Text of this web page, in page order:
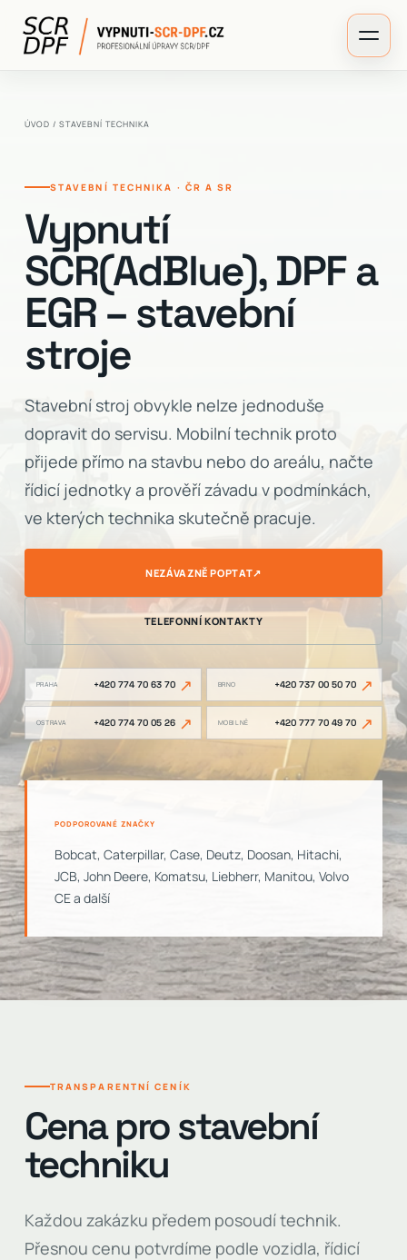
ÚVOD / STAVEBNÍ TECHNIKA
STAVEBNÍ TECHNIKA · ČR A SR
Vypnutí
SCR(AdBlue), DPF a
EGR – stavební
stroje
Stavební stroj obvykle nelze jednoduše
dopravit do servisu. Mobilní technik proto
přijede přímo na stavbu nebo do areálu, načte
řídicí jednotky a prověří závadu v podmínkách,
ve kterých technika skutečně pracuje.
NEZÁVAZNĚ POPTAT↗
TELEFONNÍ KONTAKTY
PRAHA +420 774 70 63 70 ↗ BRNO +420 737 00 50 70 ↗
OSTRAVA +420 774 70 05 26 ↗ MOBILNĚ +420 777 70 49 70 ↗
PODPOROVANÉ ZNAČKY
Bobcat, Caterpillar, Case, Deutz, Doosan, Hitachi,
JCB, John Deere, Komatsu, Liebherr, Manitou, Volvo
CE a další
TRANSPARENTNÍ CENÍK
Cena pro stavební
techniku
Každou zakázku předem posoudí technik.
Přesnou cenu potvrdíme podle vozidla, řídicí